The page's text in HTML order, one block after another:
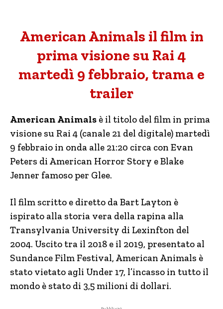
American Animals il film in
prima visione su Rai 4
martedì 9 febbraio, trama e
trailer
American Animals è il titolo del film in prima
visione su Rai 4 (canale 21 del digitale) martedì
9 febbraio in onda alle 21:20 circa con Evan
Peters di American Horror Story e Blake
Jenner famoso per Glee.
Il film scritto e diretto da Bart Layton è
ispirato alla storia vera della rapina alla
Transylvania University di Lexinfton del
2004. Uscito tra il 2018 e il 2019, presentato al
Sundance Film Festival, American Animals è
stato vietato agli Under 17, l’incasso in tutto il
mondo è stato di 3,5 milioni di dollari.